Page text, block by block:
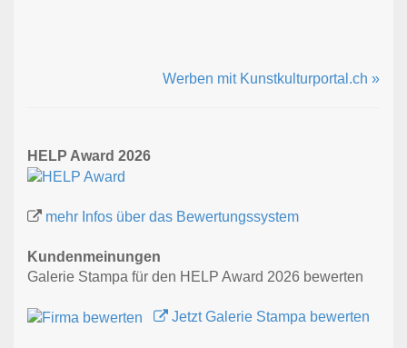
Werben mit Kunstkulturportal.ch »
HELP Award 2026
mehr Infos über das Bewertungssystem
Kundenmeinungen
Galerie Stampa für den HELP Award 2026 bewerten
Jetzt Galerie Stampa bewerten